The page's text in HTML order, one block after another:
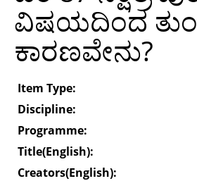
ವಿಷಯದಿಂದ ತುಂಬಿ
ಕಾರಣವೇನು?
Item Type:
Discipline:
Programme:
Title(English):
Creators(English):